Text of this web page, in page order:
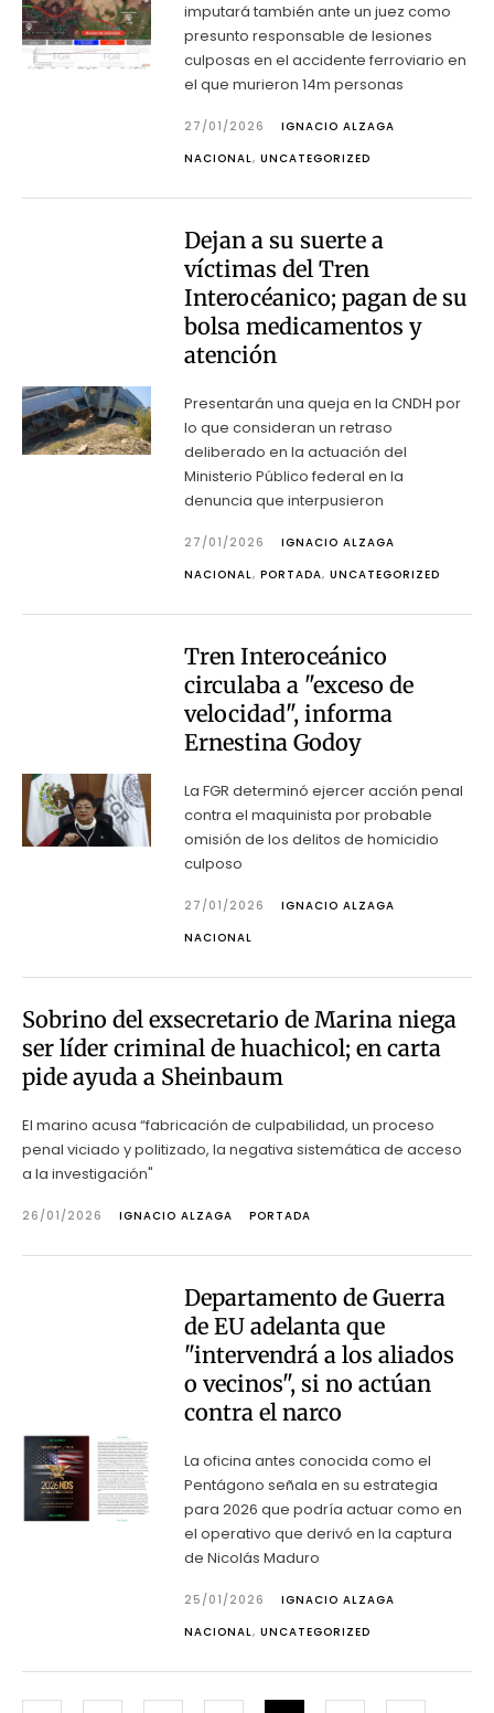
imputará también ante un juez como
presunto responsable de lesiones
culposas en el accidente ferroviario en
el que murieron 14m personas
27/01/2026
IGNACIO ALZAGA
NACIONAL, UNCATEGORIZED
Dejan a su suerte a
víctimas del Tren
Interocéanico; pagan de su
bolsa medicamentos y
atención
Presentarán una queja en la CNDH por
lo que consideran un retraso
deliberado en la actuación del
Ministerio Público federal en la
denuncia que interpusieron
27/01/2026
IGNACIO ALZAGA
NACIONAL, PORTADA, UNCATEGORIZED
Tren Interoceánico
circulaba a "exceso de
velocidad", informa
Ernestina Godoy
La FGR determinó ejercer acción penal
contra el maquinista por probable
omisión de los delitos de homicidio
culposo
27/01/2026
IGNACIO ALZAGA
NACIONAL
Sobrino del exsecretario de Marina niega
ser líder criminal de huachicol; en carta
pide ayuda a Sheinbaum
El marino acusa “fabricación de culpabilidad, un proceso
penal viciado y politizado, la negativa sistemática de acceso
a la investigación"
26/01/2026 IGNACIO ALZAGA PORTADA
Departamento de Guerra
de EU adelanta que
"intervendrá a los aliados
o vecinos", si no actúan
contra el narco
La oficina antes conocida como el
Pentágono señala en su estrategia
para 2026 que podría actuar como en
el operativo que derivó en la captura
de Nicolás Maduro
25/01/2026
IGNACIO ALZAGA
NACIONAL, UNCATEGORIZED